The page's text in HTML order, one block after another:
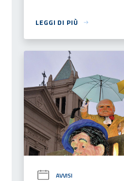
LEGGI DI PIÙ
AVVISI